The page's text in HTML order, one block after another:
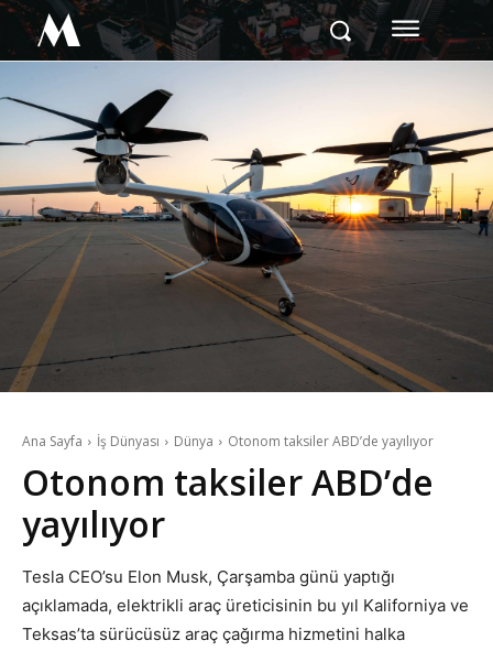
M
Ana Sayfa İş Dünyası Dünya Otonom taksiler ABD’de yayılıyor
Otonom taksiler ABD’de
yayılıyor
Tesla CEO’su Elon Musk, Çarşamba günü yaptığı
açıklamada, elektrikli araç üreticisinin bu yıl Kaliforniya ve
Teksas’ta sürücüsüz araç çağırma hizmetini halka